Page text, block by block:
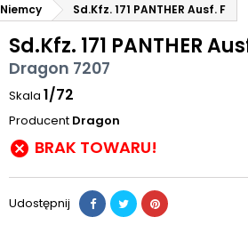
Niemcy Sd.Kfz. 171 PANTHER Ausf. F
Sd.Kfz. 171 PANTHER
Dragon 7207
Skala 1/72
Producent Dragon
 BRAK TOWARU!
Udostępnij